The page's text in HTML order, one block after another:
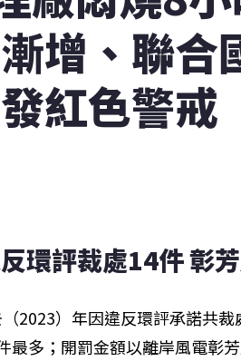
增、聯合
紅色警戒
環評裁處14件 彰
2023）年因違反環評承諾共
最多；開罰金額以離岸風電彰